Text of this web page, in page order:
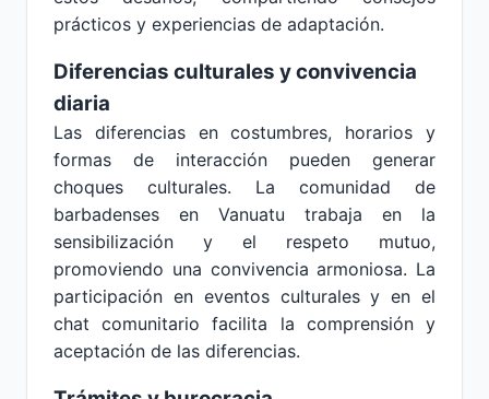
prácticos y experiencias de adaptación.
Diferencias culturales y convivencia
diaria
Las diferencias en costumbres, horarios y
formas de interacción pueden generar
choques culturales. La comunidad de
barbadenses en Vanuatu trabaja en la
sensibilización y el respeto mutuo,
promoviendo una convivencia armoniosa. La
participación en eventos culturales y en el
chat comunitario facilita la comprensión y
aceptación de las diferencias.